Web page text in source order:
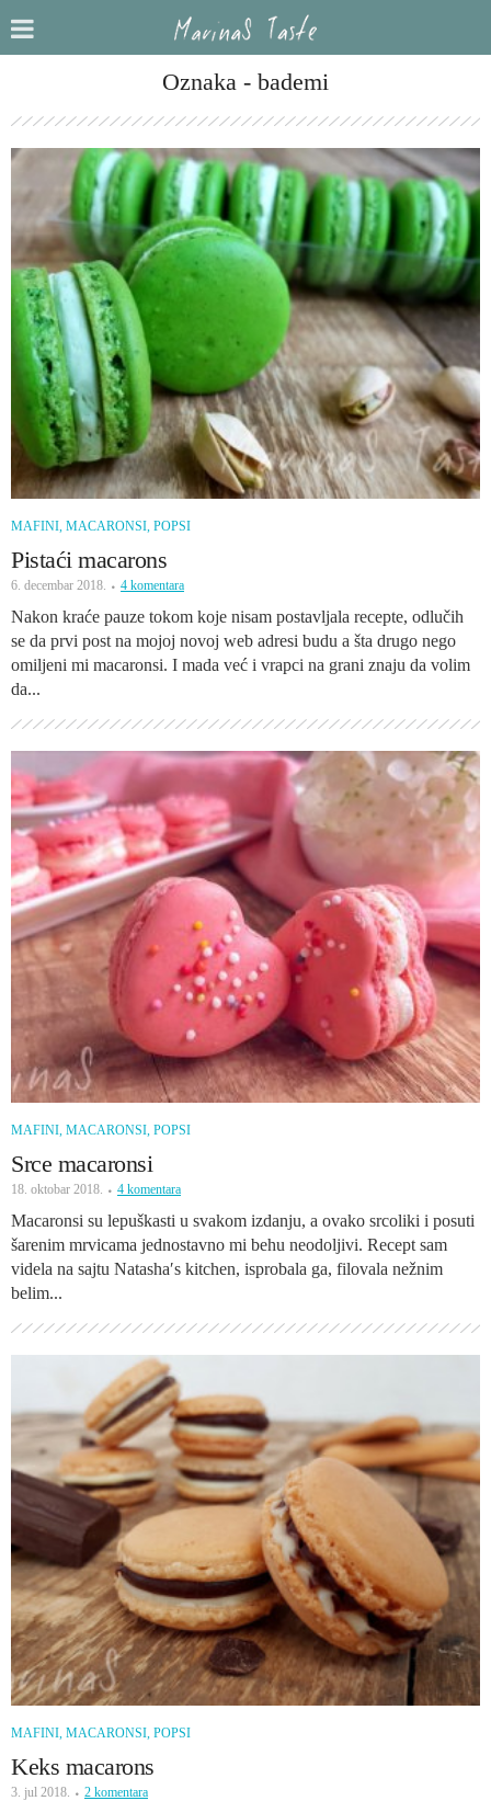
Oznaka - bademi
MAFINI, MACARONSI, POPSI
Pistaći macarons
6. decembar 2018. 4 komentara
Nakon kraće pauze tokom koje nisam postavljala recepte, odlučih
se da prvi post na mojoj novoj web adresi budu a šta drugo nego
omiljeni mi macaronsi. I mada već i vrapci na grani znaju da volim
da...
MAFINI, MACARONSI, POPSI
Srce macaronsi
18. oktobar 2018. 4 komentara
Macaronsi su lepuškasti u svakom izdanju, a ovako srcoliki i posuti
šarenim mrvicama jednostavno mi behu neodoljivi. Recept sam
videla na sajtu Natasha′s kitchen, isprobala ga, filovala nežnim
belim...
MAFINI, MACARONSI, POPSI
Keks macarons
3. jul 2018. 2 komentara